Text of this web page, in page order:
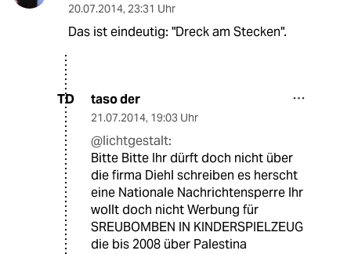
20.07.2014, 23:31 Uhr
Das ist eindeutig: "Dreck am Stecken".
TD taso der
21.07.2014, 19:03 Uhr
@lichtgestalt:
Bitte Bitte Ihr dürft doch nicht über
die firma Diehl schreiben es herscht
eine Nationale Nachrichtensperre Ihr
wollt doch nicht Werbung für
SREUBOMBEN IN KINDERSPIELZEUG
die bis 2008 über Palestina